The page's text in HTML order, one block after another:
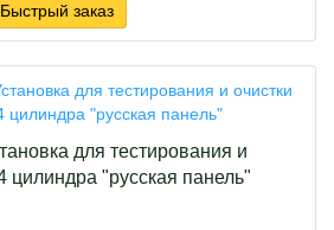
Быстрый заказ
для тестирования и
цилиндра "русская панель"